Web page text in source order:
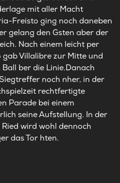
mit aller Macht
Freisto ging noch daneben
gelang den Gsten aber der
Nach einem leicht per
Villalibre zur Mitte und
ber die Linie.Danach
noch nher, in der
rechtfertigte
Parade bei einem
seine Aufstellung. In der
wird wohl dennoch
das Tor hten.